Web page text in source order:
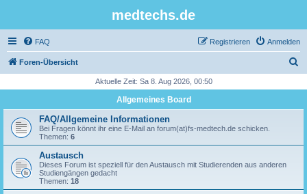
medtechs.de
FAQ Anmelden
Registrieren
Foren-Übersicht
h
Aktuelle Zeit: Sa 8. Aug 2026, 00:50
Allgemeines Board
FAQ/Allgemeine Informationen
Bei Fragen könnt ihr eine E-Mail an forum(at)fs-medtech.de schicken.
Themen: 6
Austausch
Dieses Forum ist speziell für den Austausch mit Studierenden aus anderen
Studiengängen gedacht
Themen: 18